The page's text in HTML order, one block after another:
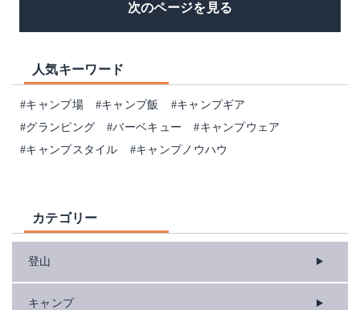
次のページを見る
人気キーワード
#キャンプ場 #キャンプ飯
#キャンプギア
#グランピング
#バーベキュー
#キャンプウェア
#キャンプスタイル
#キャンプノウハウ
カテゴリー
登山
キャンプ